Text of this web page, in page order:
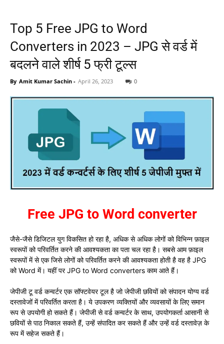
Top 5 Free JPG to Word
Converters in 2023 – JPG से वर्ड में
बदलने वाले शीर्ष 5 फ्री टूल्स
By Amit Kumar Sachin - April 26, 2023 0
Free JPG to Word converter
जैसे-जैसे डिजिटल युग विकसित हो रहा है, अधिक से अधिक लोगों को विभिन्न फ़ाइल
स्वरूपों को परिवर्तित करने की आवश्यकता का पता चल रहा है। सबसे आम फ़ाइल
स्वरूपों में से एक जिसे लोगों को परिवर्तित करने की आवश्यकता होती है वह है JPG
को Word में। यहीं पर JPG to Word converters काम आते हैं।
जेपीजी टू वर्ड कन्वर्टर एक सॉफ्टवेयर टूल है जो जेपीजी छवियों को संपादन योग्य वर्ड
दस्तावेजों में परिवर्तित करता है। ये उपकरण व्यक्तियों और व्यवसायों के लिए समान
रूप से उपयोगी हो सकते हैं। जेपीजी से वर्ड कन्वर्टर के साथ, उपयोगकर्ता आसानी से
छवियों से पाठ निकाल सकते हैं, उन्हें संपादित कर सकते हैं और उन्हें वर्ड दस्तावेज़ के
रूप में सहेज सकते हैं।